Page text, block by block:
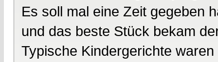
Es soll mal eine Zeit gegeben
und das beste Stück bekam
Typische Kindergerichte